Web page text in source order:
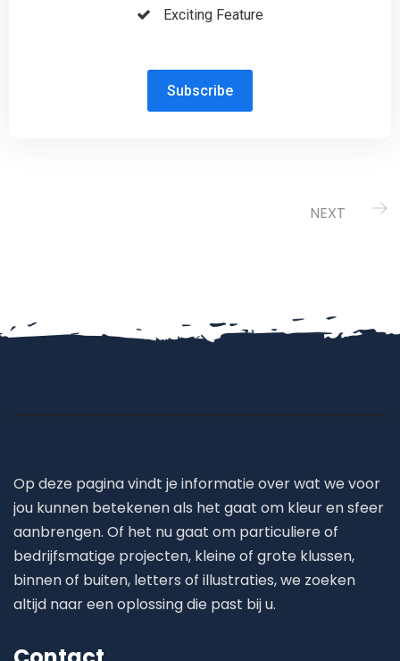
Exciting Feature
Subscribe
NEXT
Op deze pagina vindt je informatie over wat we voor
jou kunnen betekenen als het gaat om kleur en sfeer
aanbrengen. Of het nu gaat om particuliere of
bedrijfsmatige projecten, kleine of grote klussen,
binnen of buiten, letters of illustraties, we zoeken
altijd naar een oplossing die past bij u.